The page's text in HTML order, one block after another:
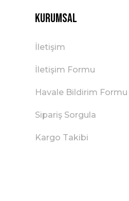
Kurumsal
İletişim
İletişim Formu
Havale Bildirim Formu
Sipariş Sorgula
Kargo Takibi